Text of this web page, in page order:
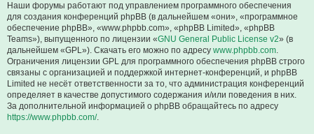
Наши форумы работают под управлением программного обеспечения
для создания конференций phpBB (в дальнейшем «они», «программное
обеспечение phpBB», «www.phpbb.com», «phpBB Limited», «phpBB
Teams»), выпущенного по лицензии «GNU General Public License v2» (в
дальнейшем «GPL»). Скачать его можно по адресу www.phpbb.com.
Ограничения лицензии GPL для программного обеспечения phpBB строго
связаны с организацией и поддержкой интернет-конференций, и phpBB
Limited не несёт ответственности за то, что администрация конференций
определяет в качестве допустимого содержания и/или поведения в них.
За дополнительной информацией о phpBB обращайтесь по адресу
https://www.phpbb.com/.